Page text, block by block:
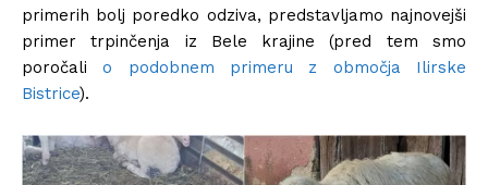
primerih bolj poredko odziva, predstavljamo najnovejši
primer trpinčenja iz Bele krajine (pred tem smo
poročalio podobnem primeru z območja Ilirske
Bistrice).